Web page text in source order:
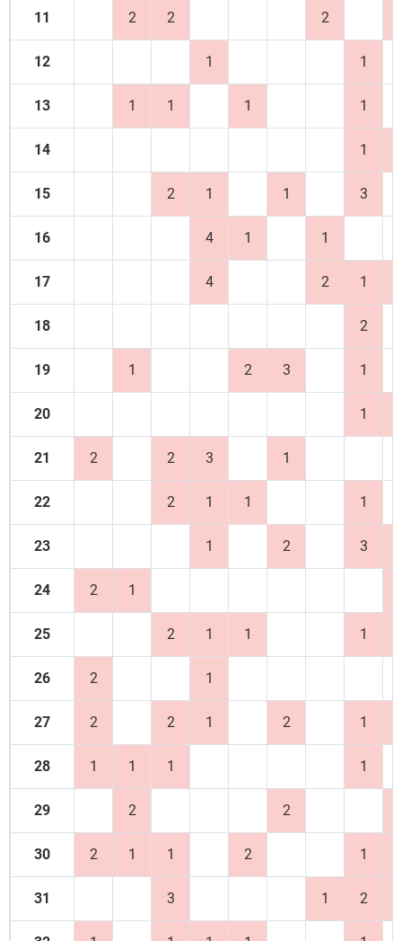
11 2 2 2
12 1 1
13 1 1 1 1
14 1
15 2 1 1 3
16 4 1 1
17 4 2 1
18 2
19 1 2 3 1
20 1
21 2 2 3 1
22 2 1 1 1
23 1 2 3
24 2 1
25 2 1 1 1
26 2 1
27 2 2 1 2 1
28 1 1 1 1
29 2 2
30 2 1 1 2 1
31 3 1 2